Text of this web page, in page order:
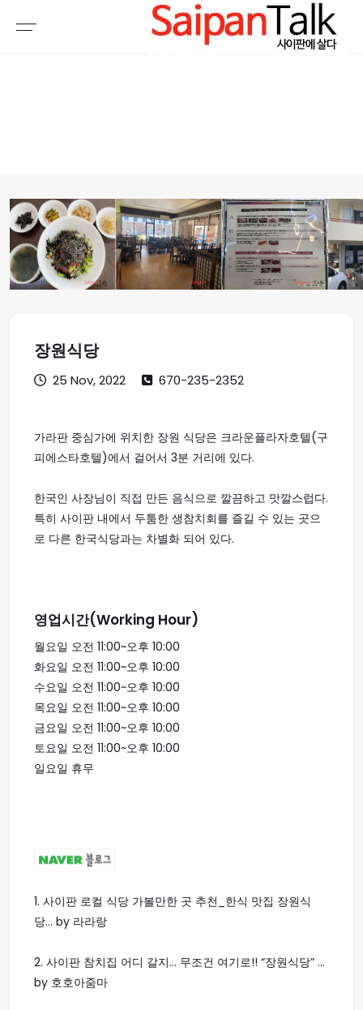
1 2 3 4 5
장원식당
25 Nov, 2022 670-235-2352
가라판 중심가에 위치한 장원 식당은 크라운플라자호텔(구
피에스타호텔)에서 걸어서 3분 거리에 있다.
한국인 사장님이 직접 만든 음식으로 깔끔하고 맛깔스럽다.
특히 사이판 내에서 두툼한 생참치회를 즐길 수 있는 곳으
로 다른 한국식당과는 차별화 되어 있다.
영업시간(Working Hour)
월요일 오전 11:00~오후 10:00
화요일 오전 11:00~오후 10:00
수요일 오전 11:00~오후 10:00
목요일 오전 11:00~오후 10:00
금요일 오전 11:00~오후 10:00
토요일 오전 11:00~오후 10:00
일요일 휴무
1. 사이판 로컬 식당 가볼만한 곳 추천_한식 맛집 장원식
당... by 라라랑
2. 사이판 참치집 어디 갈지... 무조건 여기로!! “장원식당” ...
by 호호아줌마
여행정보
생활정보
갤러리 & 동영상